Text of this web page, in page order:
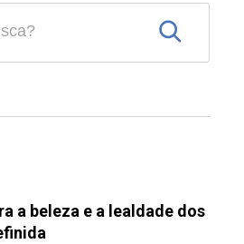
a beleza e a lealdade dos